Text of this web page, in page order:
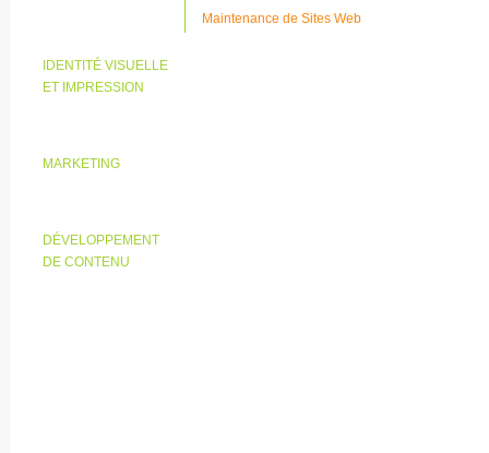
Maintenance de Sites Web
IDENTITÉ VISUELLE
ET IMPRESSION
MARKETING
DÉVELOPPEMENT
DE CONTENU